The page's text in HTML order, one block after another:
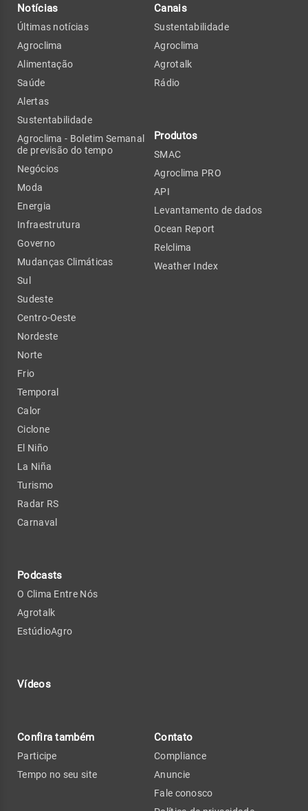
Notícias
Últimas notícias
Agroclima
Alimentação
Saúde
Alertas
Sustentabilidade
Agroclima - Boletim Semanal
de previsão do tempo
Negócios
Moda
Energia
Infraestrutura
Governo
Mudanças Climáticas
Sul
Sudeste
Centro-Oeste
Nordeste
Norte
Frio
Temporal
Calor
Ciclone
El Niño
La Niña
Turismo
Radar RS
Carnaval
Podcasts
O Clima Entre Nós
Agrotalk
EstúdioAgro
Vídeos
Canais
Sustentabilidade
Agroclima
Agrotalk
Rádio
Produtos
SMAC
Agroclima PRO
API
Levantamento de dados
Ocean Report
Relclima
Weather Index
Confira também
Participe
Tempo no seu site
Contato
Compliance
Anuncie
Fale conosco